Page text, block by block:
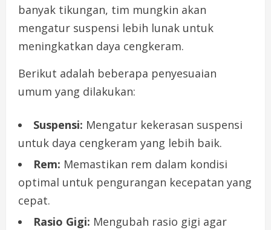
banyak tikungan, tim mungkin akan
mengatur suspensi lebih lunak untuk
meningkatkan daya cengkeram.
Berikut adalah beberapa penyesuaian
umum yang dilakukan:
Suspensi: Mengatur kekerasan suspensi
untuk daya cengkeram yang lebih baik.
Rem: Memastikan rem dalam kondisi
optimal untuk pengurangan kecepatan yang
cepat.
Rasio Gigi: Mengubah rasio gigi agar